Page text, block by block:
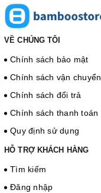
VỀ CHÚNG TÔI
Chính sách bảo mật
Chính sách vận chuyển
Chính sách đổi trả
Chính sách thanh toán
Quy định sử dụng
HỖ TRỢ KHÁCH HÀNG
Tìm kiếm
Đăng nhập